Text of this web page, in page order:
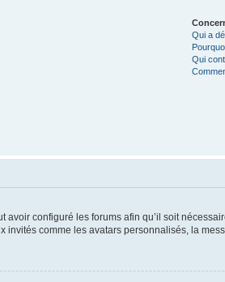
Qui a
Qui
configuré les forums afin qu’il soit
comme les avatars personnalisés, la